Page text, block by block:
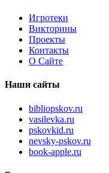
Игротеки
Викторины
Проекты
Контакты
О Сайте
Наши сайты
bibliopskov.ru
vasilevka.ru
pskovkid.ru
nevsky-pskov.ru
book-apple.ru